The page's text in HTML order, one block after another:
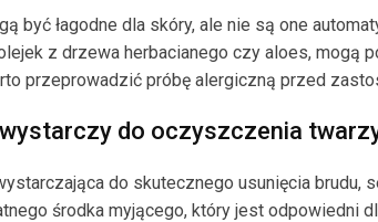
być łagodne dla skóry, ale nie są one
z drzewa herbacianego czy aloes, mogą
przeprowadzić próbę alergiczną przed
do oczyszczenia
do skutecznego usunięcia brudu,
środka myjącego, który jest odpowiedni